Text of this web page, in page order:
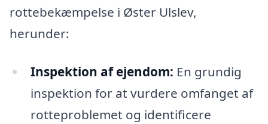
rottebekæmpelse i Øster Ulslev,
herunder:
Inspektion af ejendom: En grundig
inspektion for at vurdere omfanget af
rotteproblemet og identificere